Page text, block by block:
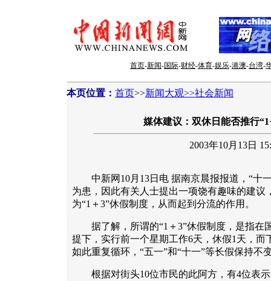
首页-新闻-国际-财经-体育-娱乐-港澳-台湾-
本页位置： 首页>>新闻大观>>社会新闻
媒体建议：双休日能否推行
2003年10月13日
中新网10月13日电 据南京晨报报道，“十
为患，因此有关人士提出一项饶有趣味的建议
为“1＋3”休假制度，从而起到分流的作用。
据了解，所谓的“1＋3”休假制度，是指在
提下，实行前一个星期工作6天，休假1天，而
如此重复循环，“五一”和“十一”等长假保持不
根据对街头10位市民的此阿方，有4位表示